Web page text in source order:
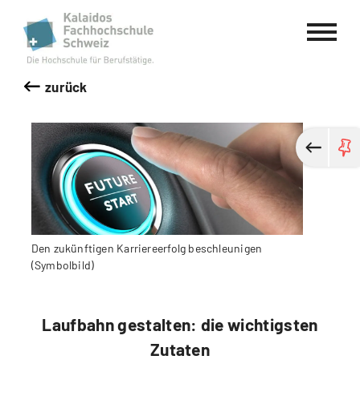
Kalaidos Fachhochschule Schweiz
zurück
Den zukünftigen Karriereerfolg beschleunigen
(Symbolbild)
Laufbahn gestalten: die wichtigsten
Zutaten